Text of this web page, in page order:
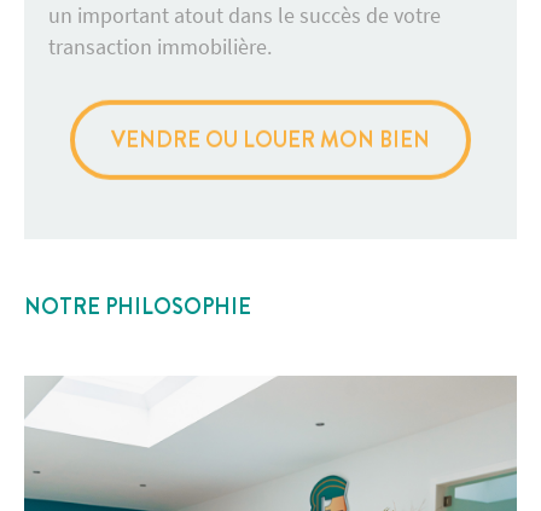
un important atout dans le succès de votre
transaction immobilière.
VENDRE OU LOUER MON BIEN
NOTRE PHILOSOPHIE